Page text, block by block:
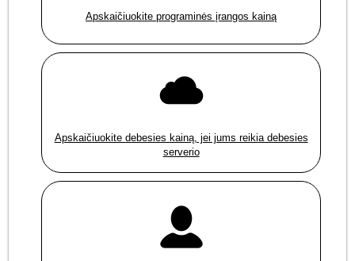
Apskaičiuokite programinės įrangos kainą
Apskaičiuokite debesies kainą, jei jums reikia debesies
serverio